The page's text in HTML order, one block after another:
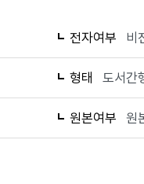
전자여부 비
형태 도서간
원본여부 원